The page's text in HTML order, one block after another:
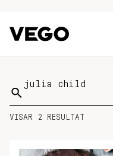
Sök
på:
VISAR 2 RESULTAT